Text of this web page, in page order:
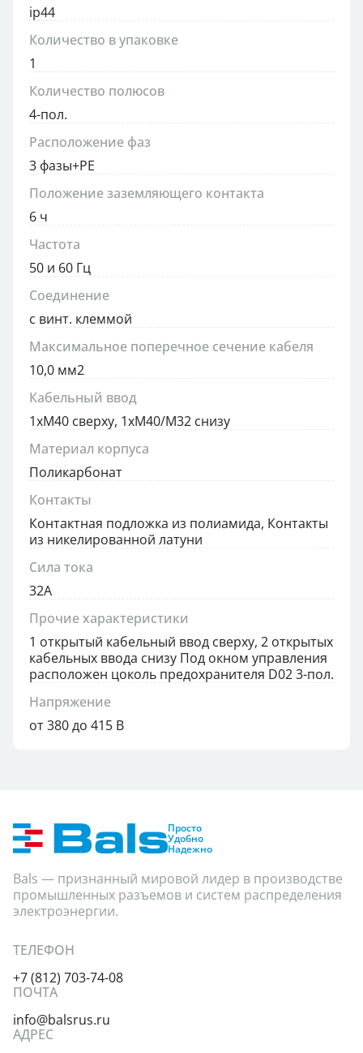
ip44
Количество в упаковке
1
Количество полюсов
4-пол.
Расположение фаз
3 фазы+PE
Положение заземляющего контакта
6 ч
Частота
50 и 60 Гц
Соединение
с винт. клеммой
Максимальное поперечное сечение кабеля
10,0 мм2
Кабельный ввод
1xM40 сверху, 1xM40/M32 снизу
Материал корпуса
Поликарбонат
Контакты
Контактная подложка из полиамида, Контакты
из никелированной латуни
Сила тока
32А
Прочие характеристики
1 открытый кабельный ввод сверху, 2 открытых
кабельных ввода снизу Под окном управления
расположен цоколь предохранителя D02 3-пол.
Напряжение
от 380 до 415 В
Просто
Удобно
Надежно
Bals — признанный мировой лидер в производстве
промышленных разъемов и систем распределения
электроэнергии.
ТЕЛЕФОН
+7 (812) 703-74-08
ПОЧТА
info@balsrus.ru
АДРЕС